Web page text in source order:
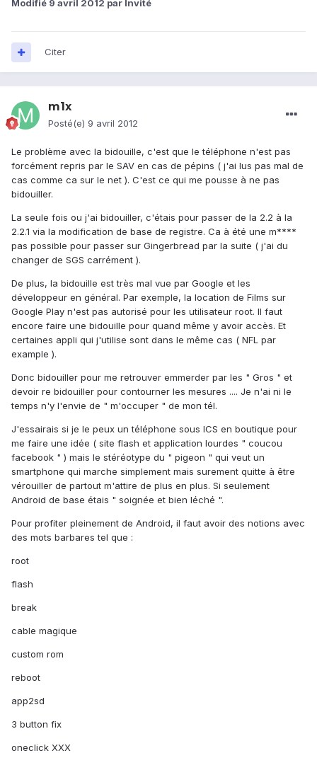
Modifié 9 avril 2012 par Invité
Citer
m1x
Posté(e) 9 avril 2012
Le problème avec la bidouille, c'est que le téléphone n'est pas
forcément repris par le SAV en cas de pépins ( j'ai lus pas mal de
cas comme ca sur le net ). C'est ce qui me pousse à ne pas
bidouiller.
La seule fois ou j'ai bidouiller, c'étais pour passer de la 2.2 à la
2.2.1 via la modification de base de registre. Ca à été une m****
pas possible pour passer sur Gingerbread par la suite ( j'ai du
changer de SGS carrément ).
De plus, la bidouille est très mal vue par Google et les
développeur en général. Par exemple, la location de Films sur
Google Play n'est pas autorisé pour les utilisateur root. Il faut
encore faire une bidouille pour quand même y avoir accès. Et
certaines appli qui j'utilise sont dans le même cas ( NFL par
example ).
Donc bidouiller pour me retrouver emmerder par les " Gros " et
devoir re bidouiller pour contourner les mesures .... Je n'ai ni le
temps n'y l'envie de " m'occuper " de mon tél.
J'essairais si je le peux un téléphone sous ICS en boutique pour
me faire une idée ( site flash et application lourdes " coucou
facebook " ) mais le stéréotype du " pigeon " qui veut un
smartphone qui marche simplement mais surement quitte à être
vérouiller de partout m'attire de plus en plus. Si seulement
Android de base étais " soignée et bien léché ".
Pour profiter pleinement de Android, il faut avoir des notions avec
des mots barbares tel que :
root
flash
break
cable magique
custom rom
reboot
app2sd
3 button fix
oneclick XXX